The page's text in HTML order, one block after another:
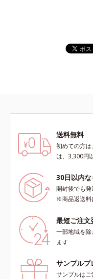
送料無料
初めての方
は、3,300円
30日以内
開封後でも
※商品返送料
最短ご注文
一部地域を
ます
サンプルプ
サンプルは